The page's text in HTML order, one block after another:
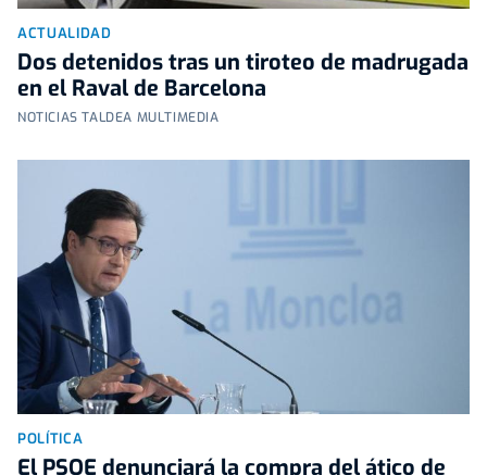
ACTUALIDAD
Dos detenidos tras un tiroteo de madrugada
en el Raval de Barcelona
NOTICIAS TALDEA MULTIMEDIA
POLÍTICA
El PSOE denunciará la compra del ático de